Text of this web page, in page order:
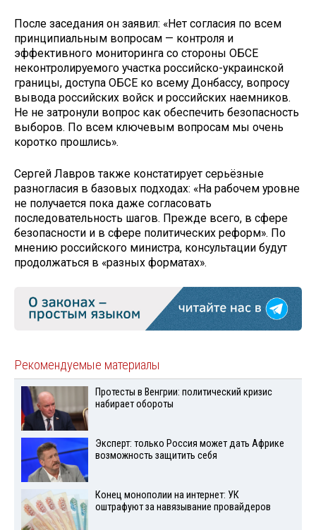
После заседания он заявил: «Нет согласия по всем
принципиальным вопросам — контроля и
эффективного мониторинга со стороны ОБСЕ
неконтролируемого участка российско-украинской
границы, доступа ОБСЕ ко всему Донбассу, вопросу
вывода российских войск и российских наемников.
Не не затронули вопрос как обеспечить безопасность
выборов. По всем ключевым вопросам мы очень
коротко прошлись».
Сергей Лавров также констатирует серьёзные
разногласия в базовых подходах: «На рабочем уровне
не получается пока даже согласовать
последовательность шагов. Прежде всего, в сфере
безопасности и в сфере политических реформ». По
мнению российского министра, консультации будут
продолжаться в «разных форматах».
Рекомендуемые материалы
Протесты в Венгрии: политический кризис
набирает обороты
Эксперт: только Россия может дать Африке
возможность защитить себя
Конец монополии на интернет: УК
оштрафуют за навязывание провайдеров